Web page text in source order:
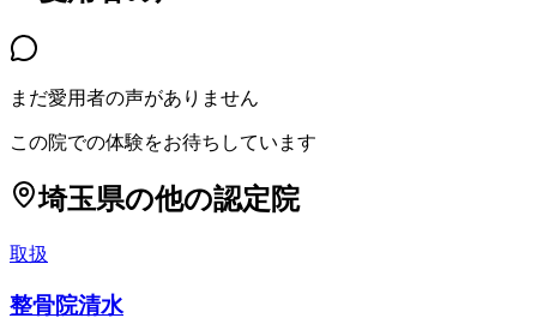
まだ愛用者の声がありません
この院での体験をお待ちしています
埼玉県の他の認定院
取扱
整骨院清水